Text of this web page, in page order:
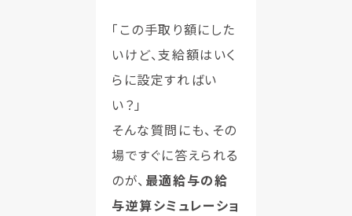
「この手取り額にした
いけど、支給額はいく
らに設定すればい
い？」
そんな質問にも、その
場ですぐに答えられる
のが、 最適給与の給
与逆算シミュレーショ